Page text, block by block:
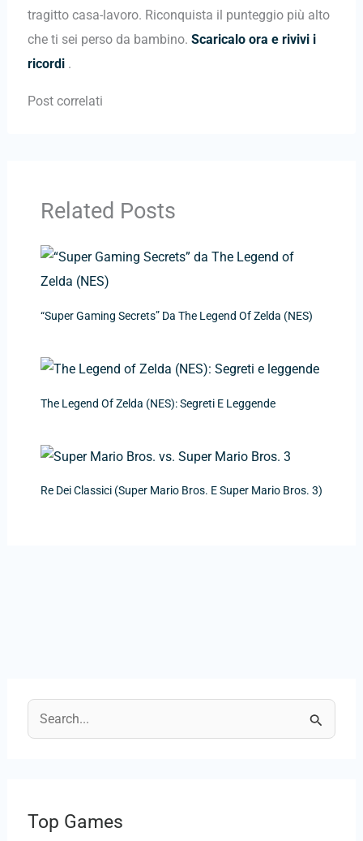
a
Top Games
tragitto casa-lavoro. Riconquista il punteggio più alto
che ti sei perso da bambino. Scaricalo ora e rivivi i
ricordi.
Post correlati
Related Posts
“Super Gaming Secrets” Da The Legend Of Zelda (NES)
The Legend Of Zelda (NES): Segreti E Leggende
Re Dei Classici (Super Mario Bros. E Super Mario Bros. 3)